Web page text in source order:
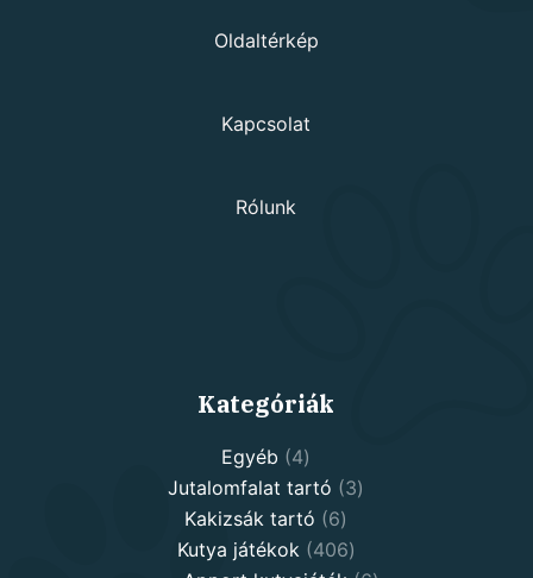
Oldaltérkép
Kapcsolat
Rólunk
Kategóriák
Egyéb 44
products
Jutalomfalat tartó 33
Kakizsák tartó 66
products
Kutya játékok 406406